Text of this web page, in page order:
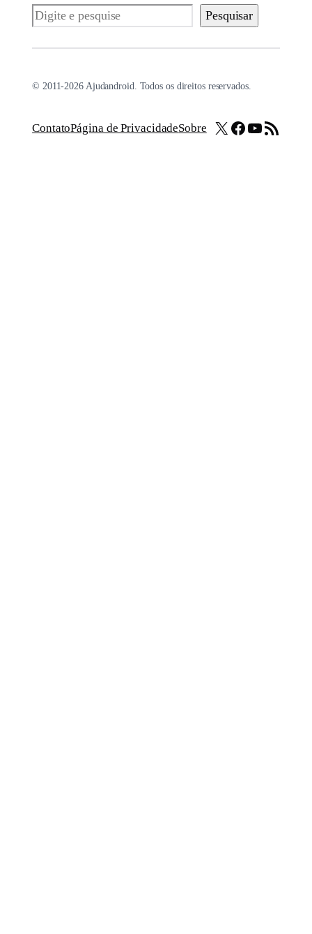
Pesquisar Pesquisar
© 2011-2026 Ajudandroid. Todos os direitos reservados.
ContatoPágina de PrivacidadeSobre X Facebook
Youtube
Feed RSS